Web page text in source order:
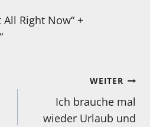
Right Now“ +
WEITER
Ich brauche mal
wieder Urlaub und